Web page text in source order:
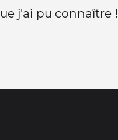
j'ai pu connaître !